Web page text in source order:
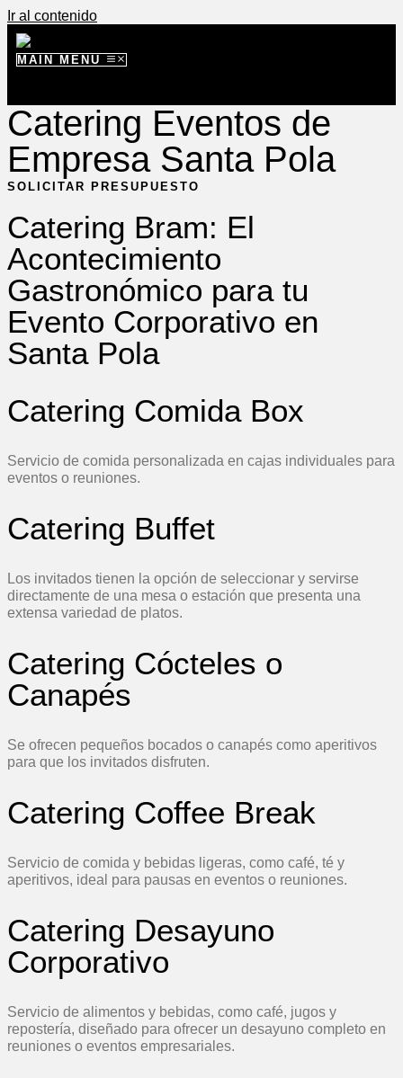
Ir al contenido
MAIN MENU
Catering Eventos de
Empresa Santa Pola
SOLICITAR PRESUPUESTO
Catering Bram: El
Acontecimiento
Gastronómico para tu
Evento Corporativo en
Santa Pola
Catering Comida Box
Servicio de comida personalizada en cajas individuales para
eventos o reuniones.
Catering Buffet
Los invitados tienen la opción de seleccionar y servirse
directamente de una mesa o estación que presenta una
extensa variedad de platos.
Catering Cócteles o
Canapés
Se ofrecen pequeños bocados o canapés como aperitivos
para que los invitados disfruten.
Catering Coffee Break
Servicio de comida y bebidas ligeras, como café, té y
aperitivos, ideal para pausas en eventos o reuniones.
Catering Desayuno
Corporativo
Servicio de alimentos y bebidas, como café, jugos y
repostería, diseñado para ofrecer un desayuno completo en
reuniones o eventos empresariales.